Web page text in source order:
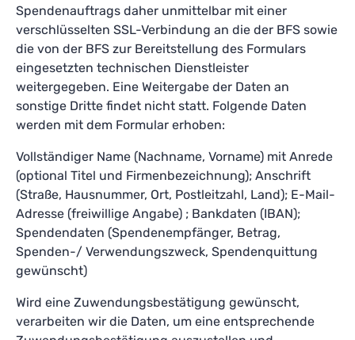
Spendenauftrags daher unmittelbar mit einer
verschlüsselten SSL-Verbindung an die der BFS sowie
die von der BFS zur Bereitstellung des Formulars
eingesetzten technischen Dienstleister
weitergegeben. Eine Weitergabe der Daten an
sonstige Dritte findet nicht statt. Folgende Daten
werden mit dem Formular erhoben:
Vollständiger Name (Nachname, Vorname) mit Anrede
(optional Titel und Firmenbezeichnung); Anschrift
(Straße, Hausnummer, Ort, Postleitzahl, Land); E-Mail-
Adresse (freiwillige Angabe) ; Bankdaten (IBAN);
Spendendaten (Spendenempfänger, Betrag,
Spenden-/ Verwendungszweck, Spendenquittung
gewünscht)
Wird eine Zuwendungsbestätigung gewünscht,
verarbeiten wir die Daten, um eine entsprechende